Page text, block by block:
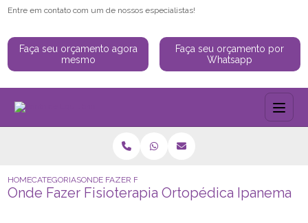
Entre em contato com um de nossos especialistas!
Faça seu orçamento agora
mesmo
Faça seu orçamento por
Whatsapp
HOMECATEGORIASONDE FAZER FISIOTERAPIA ORTOPÉDICA IPANEMA
Onde Fazer Fisioterapia Ortopédica Ipanema